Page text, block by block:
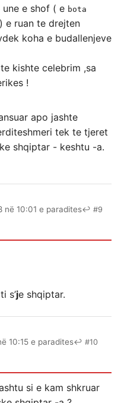
e shof ( e bota
e ruan te drejten
koha e budallenjeve
kishte celebrim ,sa
!
apo jashte
tek te tjeret
shqiptar - keshtu -a.
në 10:01 e paradites↩ #9
s’je shqiptar.
10:15 e paradites↩ #10
si e kam shkruar